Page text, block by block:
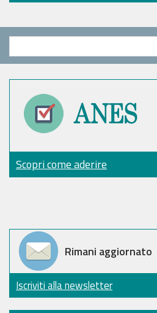
Scopri come aderire
Rimani aggiornato
Iscriviti alla newsletter